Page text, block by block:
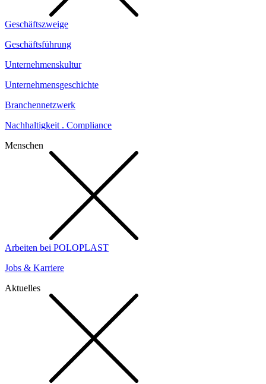
Geschäftszweige
Geschäftsführung
Unternehmenskultur
Unternehmensgeschichte
Branchennetzwerk
Nachhaltigkeit . Compliance
Menschen
Arbeiten bei POLOPLAST
Jobs & Karriere
Aktuelles